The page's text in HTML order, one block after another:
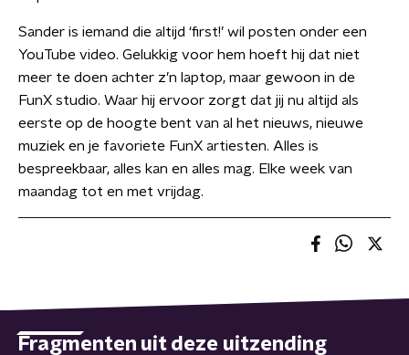
Sander is iemand die altijd ‘first!’ wil posten onder een
YouTube video. Gelukkig voor hem hoeft hij dat niet
meer te doen achter z’n laptop, maar gewoon in de
FunX studio. Waar hij ervoor zorgt dat jij nu altijd als
eerste op de hoogte bent van al het nieuws, nieuwe
muziek en je favoriete FunX artiesten. Alles is
bespreekbaar, alles kan en alles mag. Elke week van
maandag tot en met vrijdag.
Fragmenten uit deze uitzending